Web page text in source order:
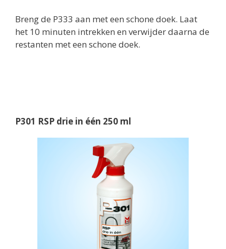
Breng de P333 aan met een schone doek. Laat
het 10 minuten intrekken en verwijder daarna de
restanten met een schone doek.
P301 RSP drie in één 250 ml